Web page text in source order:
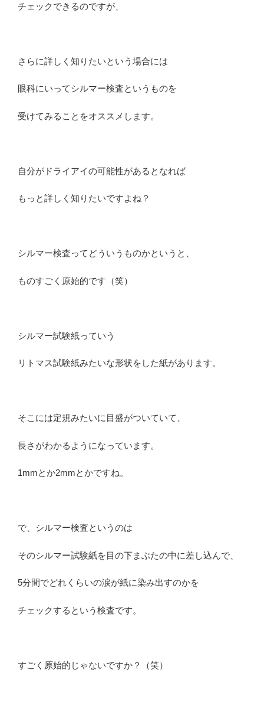
チェックできるのですが、
さらに詳しく知りたいという場合には
眼科にいってシルマー検査というものを
受けてみることをオススメします。
自分がドライアイの可能性があるとなれば
もっと詳しく知りたいですよね？
シルマー検査ってどういうものかというと、
ものすごく原始的です（笑）
シルマー試験紙っていう
リトマス試験紙みたいな形状をした紙があります。
そこには定規みたいに目盛がついていて、
長さがわかるようになっています。
1mmとか2mmとかですね。
で、シルマー検査というのは
そのシルマー試験紙を目の下まぶたの中に差し込んで、
5分間でどれくらいの涙が紙に染み出すのかを
チェックするという検査です。
すごく原始的じゃないですか？（笑）